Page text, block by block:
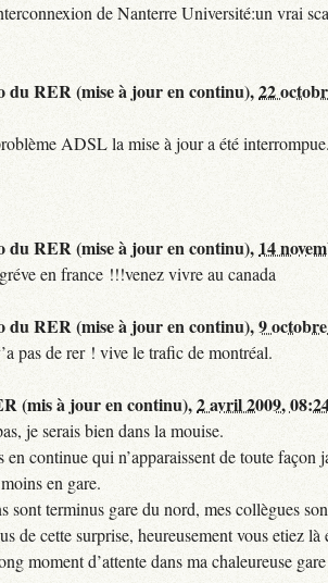
de Nanterre Université:un vrai
du RER (mise à jour en continu),22
ADSL la mise à jour a été
du RER (mise à jour en continu), 14
en france !!!venez vivre au canada
du RER (mise à jour en continu),9
pas de rer ! vive le trafic de montréal.
(mis à jour en continu),2 avril 2009,
je serais bien dans la mouise.
continue qui n’apparaissent de toute façon
en gare.
sont terminus gare du nord, mes collègues
de cette surprise, heureusement vous etiez là
moment d’attente dans ma chaleureuse